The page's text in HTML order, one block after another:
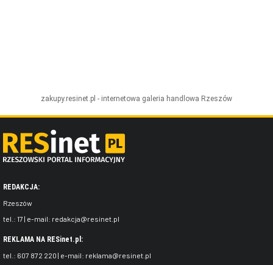
zakupy.resinet.pl - internetowa galeria handlowa Rzeszów
REDAKCJA:
Rzeszów
tel.: 17 | e-mail: redakcja@resinet.pl
REKLAMA NA RESinet.pl:
tel.: 607 872 220 | e-mail: reklama@resinet.pl